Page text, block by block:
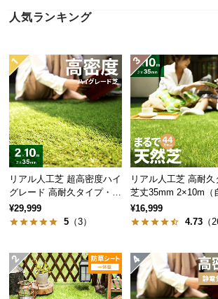
チ
ッ
ク
し
た
ア
イ
テ
ム
人気ランキング
リアル人工芝 超高密度ハイ
グレード 高耐久タイプ・質
感を追求 芝丈35mm 2×10
m
¥29,999
5 （3）
リアル人工芝 高耐久
芝丈35mm 2×10m（
見た目を追求・U字ピ
属）
¥16,999
4.73（